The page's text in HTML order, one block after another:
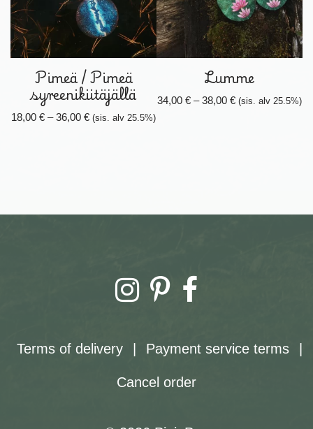
Pimeä / Pimeä
syreenikiitäjällä
18,00 € – 36,00 € (sis. alv 25.5%)
Lumme
34,00 € – 38,00 € (sis. alv 25.5%)
Terms of delivery Payment service terms
Cancel order